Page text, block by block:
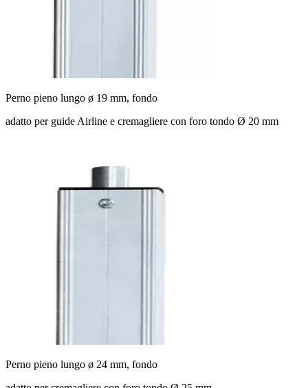
Perno pieno lungo ø 19 mm, fondo
adatto per guide Airline e cremagliere con foro tondo Ø 20 mm
Perno pieno lungo ø 24 mm, fondo